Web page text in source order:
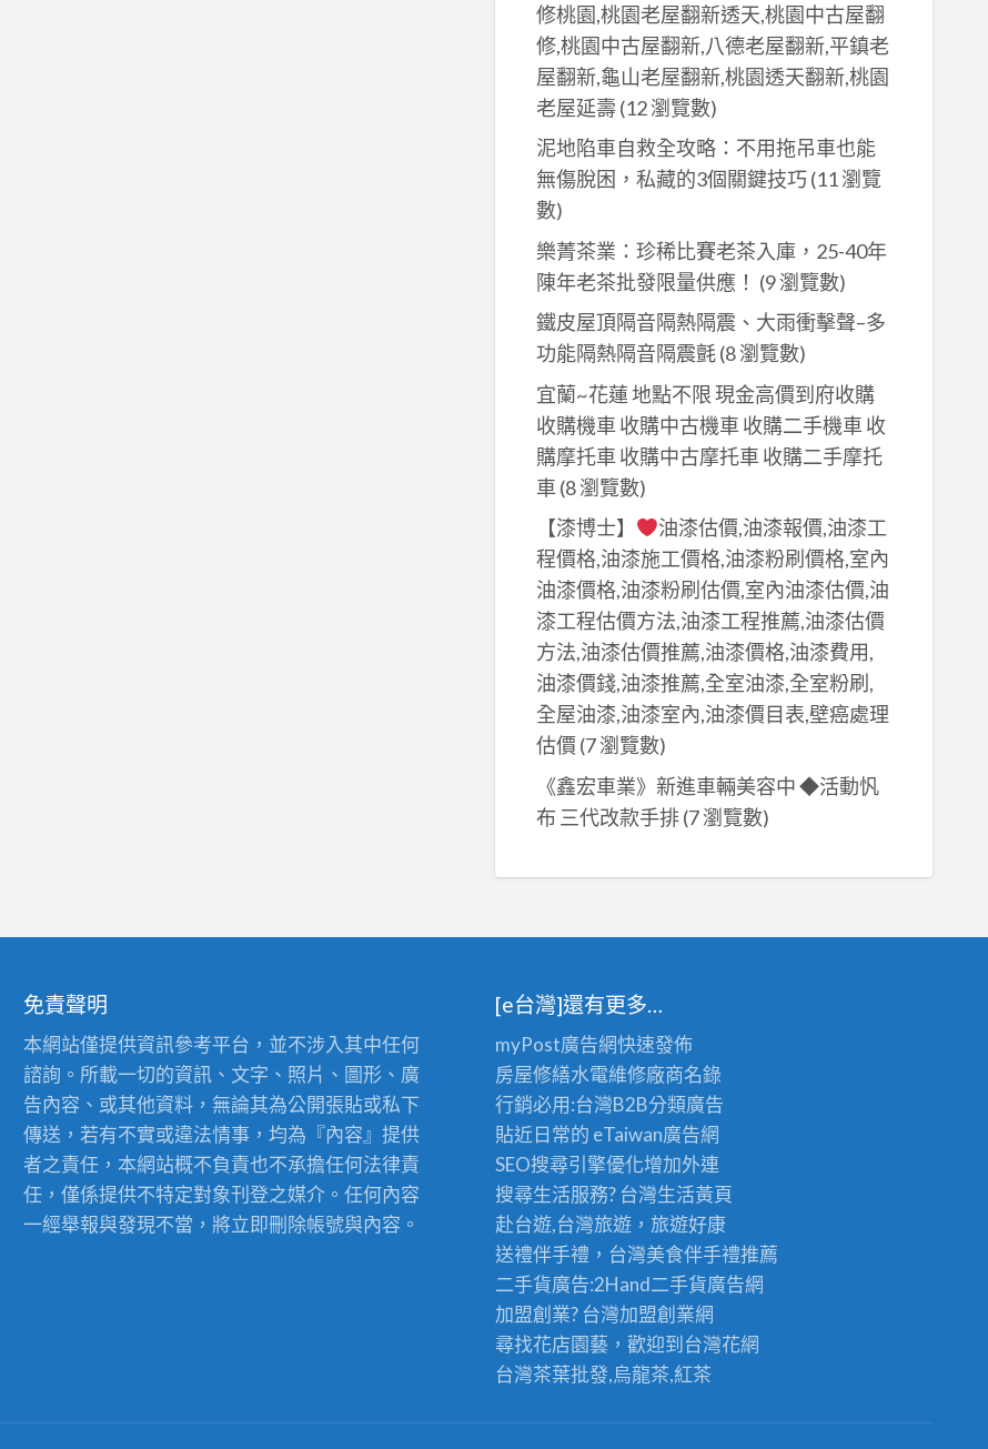
修桃園,桃園老屋翻新透天,桃園中古屋翻
修,桃園中古屋翻新,八德老屋翻新,平鎮老
屋翻新,龜山老屋翻新,桃園透天翻新,桃園
老屋延壽(12 瀏覽數)
泥地陷車自救全攻略：不用拖吊車也能
無傷脫困，私藏的3個關鍵技巧(11 瀏覽
數)
樂菁茶業：珍稀比賽老茶入庫，25-40年
陳年老茶批發限量供應！ (9 瀏覽數)
鐵皮屋頂隔音隔熱隔震、大雨衝擊聲–多
功能隔熱隔音隔震氈(8 瀏覽數)
宜蘭~花蓮 地點不限 現金高價到府收購
收購機車 收購中古機車 收購二手機車 收
購摩托車 收購中古摩托車 收購二手摩托
車(8 瀏覽數)
【漆博士】
油漆估價,油漆報價,油漆工
程價格,油漆施工價格,油漆粉刷價格,室內
油漆價格,油漆粉刷估價,室內油漆估價,油
漆工程估價方法,油漆工程推薦,油漆估價
方法,油漆估價推薦,油漆價格,油漆費用,
油漆價錢,油漆推薦,全室油漆,全室粉刷,
全屋油漆,油漆室內,油漆價目表,壁癌處理
估價(7 瀏覽數)
《鑫宏車業》新進車輛美容中 ◆活動忛
布 三代改款手排(7 瀏覽數)
免責聲明
本網站僅提供資訊參考平台，並不涉入其中任何
諮詢。所載一切的資訊、文字、照片、圖形、廣
告內容、或其他資料，無論其為公開張貼或私下
傳送，若有不實或違法情事，均為『內容』提供
者之責任，本網站概不負責也不承擔任何法律責
任，僅係提供不特定對象刊登之媒介。任何內容
一經舉報與發現不當，將立即刪除帳號與內容。
[e台灣]還有更多…
myPost廣告網快速發佈
房屋修繕水電維修廠商名錄
行銷必用:台灣B2B分類廣告
貼近日常的 eTaiwan廣告網
SEO搜尋引擎優化增加外連
搜尋生活服務? 台灣生活黃頁
赴台遊,台灣旅遊 ，旅遊好康
送禮伴手禮，台灣美食伴手禮推薦
二手貨廣告:2Hand二手貨廣告網
加盟創業? 台灣加盟創業網
尋找花店園藝，歡迎到台灣花網
台灣茶葉批發,烏龍茶,紅茶